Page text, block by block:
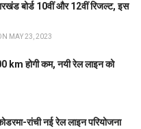
बोर्ड 10वीं और 12वीं रिजल्ट, इस
MAY 23, 2023
km होगी कम, नयी रेल लाइन को
रांची नई रेल लाइन परियोजना